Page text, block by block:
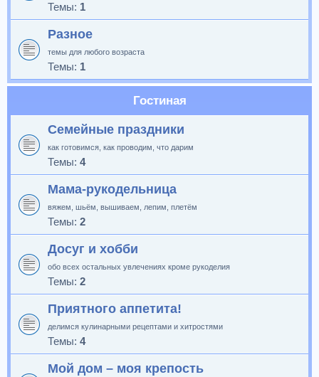
Темы: 1
Разное
темы для любого возраста
Темы: 1
Гостиная
Семейные праздники
как готовимся, как проводим, что дарим
Темы: 4
Мама-рукодельница
вяжем, шьём, вышиваем, лепим, плетём
Темы: 2
Досуг и хобби
обо всех остальных увлечениях кроме рукоделия
Темы: 2
Приятного аппетита!
делимся кулинарными рецептами и хитростями
Темы: 4
Мой дом – моя крепость